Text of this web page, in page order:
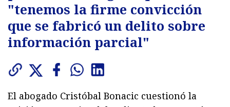
"tenemos la firme convicción
que se fabricó un delito sobre
información parcial"
El abogado Cristóbal Bonacic cuestionó la